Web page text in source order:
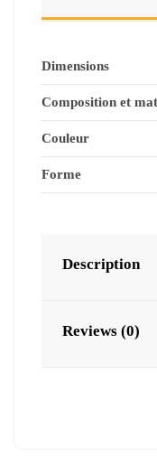
Dimensions
Composition et
Couleur
Forme
Description
Reviews (0)